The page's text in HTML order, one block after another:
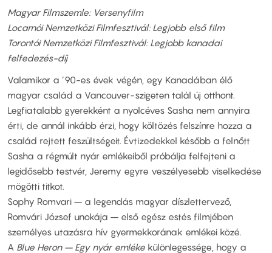
Magyar Filmszemle: Versenyfilm
Locarnói Nemzetközi Filmfesztivál: Legjobb első film
Torontói Nemzetközi Filmfesztivál: Legjobb kanadai
felfedezés-díj
Valamikor a ’90-es évek végén, egy Kanadában élő
magyar család a Vancouver-szigeten talál új otthont.
Legfiatalabb gyerekként a nyolcéves Sasha nem annyira
érti, de annál inkább érzi, hogy költözés felszínre hozza a
család rejtett feszültségeit. Évtizedekkel később a felnőtt
Sasha a régmúlt nyár emlékeiből próbálja felfejteni a
legidősebb testvér, Jeremy egyre veszélyesebb viselkedése
mögötti titkot.
Sophy Romvari – a legendás magyar díszlettervező,
Romvári József unokája – első egész estés filmjében
személyes utazásra hív gyermekkorának emlékei közé.
A Blue Heron – Egy nyár emléke különlegessége, hogy a